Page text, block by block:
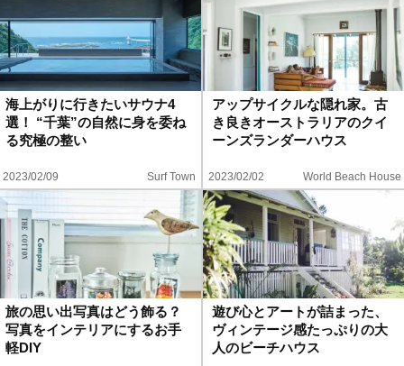
海上がりに行きたいサウナ4
選！ “千葉”の自然に身を委ね
る究極の整い
2023/02/09 Surf Town
アップサイクルな隠れ家。古
き良きオーストラリアのクイ
ーンズランダーハウス
2023/02/02 World Beach House
旅の思い出写真はどう飾る？
写真をインテリアにするお手
軽DIY
遊び心とアートが詰まった、
ヴィンテージ感たっぷりの大
人のビーチハウス